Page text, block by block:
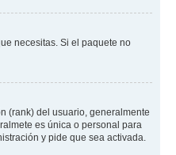
necesitas. Si el paquete no
(rank) del usuario, generalmente
es única o personal para
y pide que sea activada.